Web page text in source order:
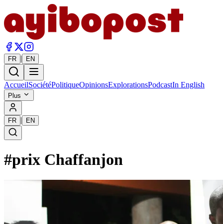
FR | EN
AccueilSociétéPolitiqueOpinionsExplorationsPodcastIn English
Plus
FR | EN
#prix Chaffanjon